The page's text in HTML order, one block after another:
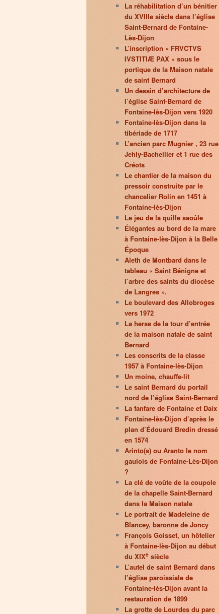
La réhabilitation d’un bénitier
du XVIIIe siècle dans l’église
Saint-Bernard de Fontaine-
Lès-Dijon
L’inscription « FRVCTVS
IVSTITIÆ PAX » sous le
portique de la Maison natale
de saint Bernard
Un dessin d’architecture de
l’église Saint-Bernard de
Fontaine-lès-Dijon vers 1920
Fontaine-lès-Dijon dans la
tibériade de 1717
L’ancien parc Mugnier , 23 rue
Jehly-Bachellier et 1 rue des
Créots
Le chantier de la maison du
pressoir construite par le
chancelier Rolin en 1451 à
Fontaine-lès-Dijon
Le jeu de la quille saoûle
Élégantes au bord de la mare
à Fontaine-lès-Dijon à la Belle
Époque
Aleth de Montbard dans le
tableau « Saint Bénigne et
l’arbre des saints du diocèse
de Langres ».
Le boulevard des Allobroges
vers 1972
La herse de la tour d’entrée
de la maison natale de saint
Bernard
Les conscrits de la classe
1957 à Fontaine-lès-Dijon
Un moine, chauffe-lit
Le saint Bernard du portail
nord de l’église Saint-Bernard
La fanfare de Fontaine et Daix
Fontaine-lès-Dijon d’après le
plan d’Édouard Bredin dressé
en 1574
Arinto(s) ou Aranto le nom
gaulois de Fontaine-Lès-Dijon
?
La clé de voûte de la coupole
de la chapelle Saint-Bernard
dans la Maison natale
Le portrait de Madeleine de
Blancey, baronne de Joncy
François Goisset, un hôtelier
à Fontaine-lès-Dijon au début
du XIXe siècle
L’autel de saint Bernard dans
l’église paroissiale de
Fontaine-lès-Dijon avant la
restauration de 1899
La grotte de Lourdes du parc